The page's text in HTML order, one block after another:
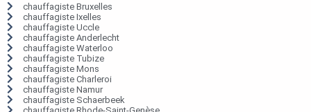
chauffagiste Bruxelles
chauffagiste Ixelles
chauffagiste Uccle
chauffagiste Anderlecht
chauffagiste Waterloo
chauffagiste Tubize
chauffagiste Mons
chauffagiste Charleroi
chauffagiste Namur
chauffagiste Schaerbeek